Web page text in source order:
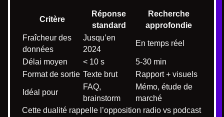
Critère
Réponse
standard
Recherche
approfondie
Fraîcheur des
données
Jusqu’en
2024
En temps réel
Délai moyen < 10 s
5-30 min
Format de sortie Texte brut Rapport + visuels
Idéal pour
FAQ,
brainstorm
Mémo, étude de
marché
Cette dualité rappelle l’opposition radio vs podcast